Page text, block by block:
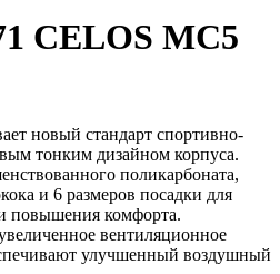
CELOS MC5
новый стандарт спортивно-
тонким дизайном корпуса.
поликарбоната,
и 6 размеров посадки для
повышения комфорта.
вентиляционное
улучшенный воздушный